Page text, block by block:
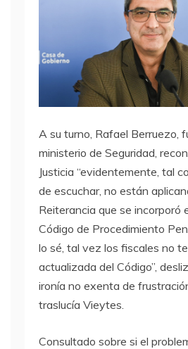
A su turno, Rafael Berruezo,
ministerio de Seguridad,
Justicia “evidentemente, tal
de escuchar, no están
Reiterancia que se incorporó
Código de Procedimiento
lo sé, tal vez los fiscales no
actualizada del Código”,
ironía no exenta de
traslucía Vieytes.
Consultado sobre si el